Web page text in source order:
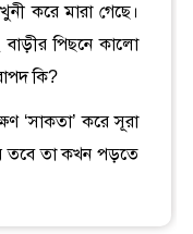
করে মারা গেছে।
পিছনে কালো
কি?
‘সাকতা’ করে সূরা
তবে তা কখন পড়তে